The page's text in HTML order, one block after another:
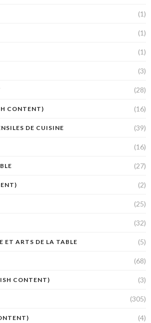
(1)
(1)
(1)
(3)
(28)
CONTENT) (16)
DE CUISINE (39)
(16)
(27)
(2)
(25)
(32)
ET ARTS DE LA TABLE (5)
(68)
CONTENT) (3)
(305)
(4)